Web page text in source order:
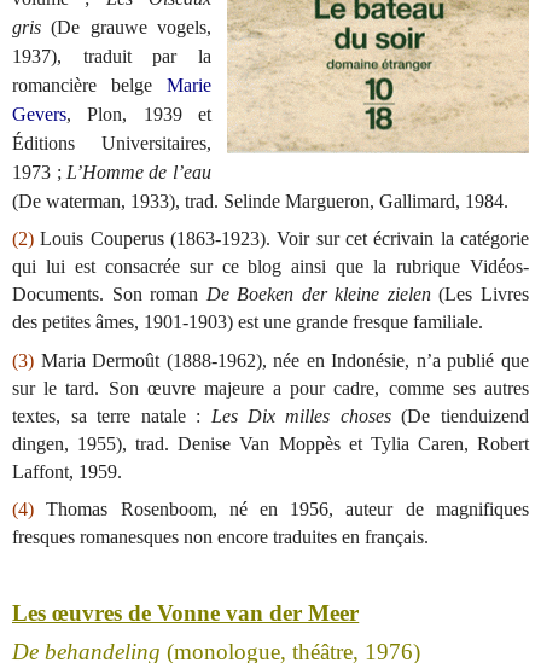
gris (De grauwe vogels,
1937), traduit par la
romancière belge Marie
Gevers, Plon, 1939 et
Éditions Universitaires,
1973 ; L’Homme de l’eau
(De waterman, 1933), trad. Selinde Margueron, Gallimard, 1984.
(2) Louis Couperus (1863-1923). Voir sur cet écrivain la catégorie
qui lui est consacrée sur ce blog ainsi que la rubrique Vidéos-
Documents. Son roman De Boeken der kleine zielen(Les Livres
des petites âmes, 1901-1903) est une grande fresque familiale.
(3) Maria Dermoût (1888-1962), née en Indonésie, n’a publié que
sur le tard. Son œuvre majeure a pour cadre, comme ses autres
textes, sa terre natale : Les Dix milles choses(De tienduizend
dingen, 1955), trad. Denise Van Moppès et Tylia Caren, Robert
Laffont, 1959.
(4) Thomas Rosenboom, né en 1956, auteur de magnifiques
fresques romanesques non encore traduites en français.
Les œuvres de Vonne van der Meer
De behandeling (monologue, théâtre, 1976)